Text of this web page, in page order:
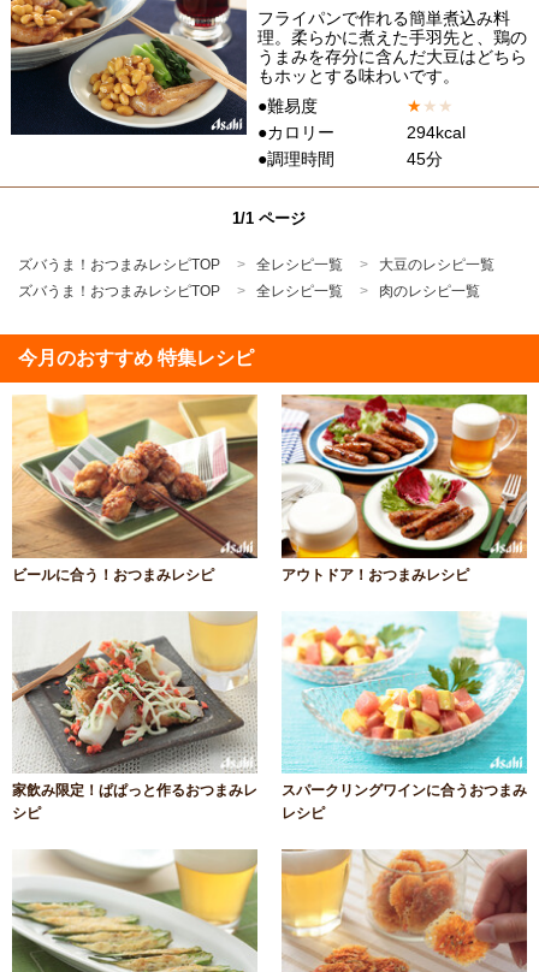
フライパンで作れる簡単煮込み料
理。柔らかに煮えた手羽先と、鶏の
うまみを存分に含んだ大豆はどちら
もホッとする味わいです。
●難易度
★★ ★
●カロリー
294kcal
●調理時間
45分
1/1 ページ
ズバうま！おつまみレシピTOP 全レシピ一覧
大豆のレシピ一覧
ズバうま！おつまみレシピTOP
全レシピ一覧 肉のレシピ一覧
今月のおすすめ 特集レシピ
ビールに合う！おつまみレシピ アウトドア！おつまみレシピ
家飲み限定！ぱぱっと作るおつまみレ
シピ
スパークリングワインに合うおつまみ
レシピ